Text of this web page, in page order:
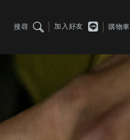
搜尋 加入好友 購物車